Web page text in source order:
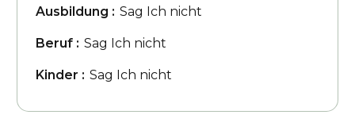
Ausbildung : Sag Ich nicht
Beruf : Sag Ich nicht
Kinder : Sag Ich nicht